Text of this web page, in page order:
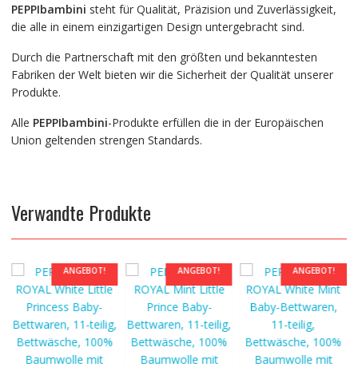
PEPPIbambini steht für Qualität, Präzision und Zuverlässigkeit,
die alle in einem einzigartigen Design untergebracht sind.
Durch die Partnerschaft mit den größten und bekanntesten
Fabriken der Welt bieten wir die Sicherheit der Qualität unserer
Produkte.
Alle PEPPIbambini-Produkte erfüllen die in der Europäischen
Union geltenden strengen Standards.
Verwandte Produkte
ANGEBOT! ANGEBOT! ANGEBOT!